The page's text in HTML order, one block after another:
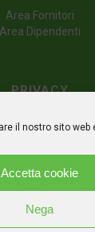
il nostro sito web
Accetta cookie
Nega
Area Fornitori
Area Dipendenti
PRIVACY
dei cookie